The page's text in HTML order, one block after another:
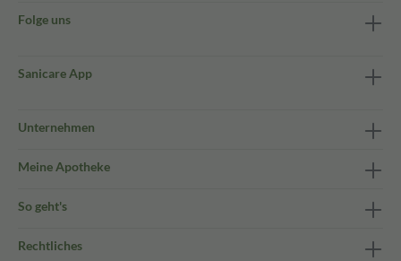
Folge uns
Sanicare App
Unternehmen
Meine Apotheke
So geht's
Rechtliches